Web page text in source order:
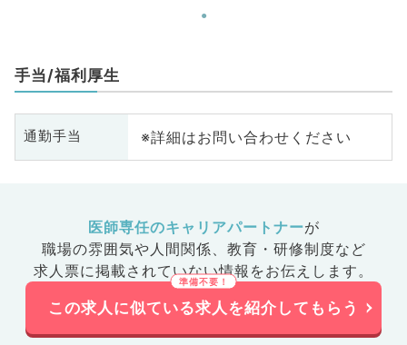
手当/福利厚生
通勤手当 ※詳細はお問い合わせください
医師専任のキャリアパートナーが
職場の雰囲気や人間関係、 教育・研修制度など
求人票に掲載されていない情報をお伝えします。
この求人に似ている求人を紹介してもらう